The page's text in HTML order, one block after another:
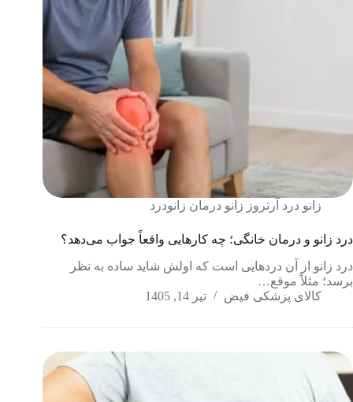
زانو درد آرتروز زانو درمان زانودرد
درد زانو و درمان خانگی؛ چه کارهایی واقعاً جواب می‌دهد؟
درد زانو از آن دردهایی است که اولش شاید ساده به نظر
برسد؛ مثلاً موقع…
کالای پزشکی فیض
تیر 14, 1405